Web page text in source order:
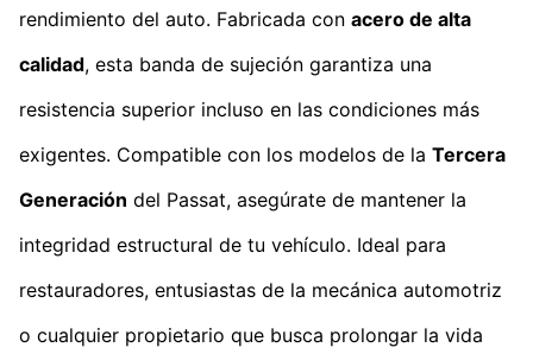
rendimiento del auto. Fabricada con acero de alta
calidad, esta banda de sujeción garantiza una
resistencia superior incluso en las condiciones más
exigentes. Compatible con los modelos de la Tercera
Generación del Passat, asegúrate de mantener la
integridad estructural de tu vehículo. Ideal para
restauradores, entusiastas de la mecánica automotriz
o cualquier propietario que busca prolongar la vida